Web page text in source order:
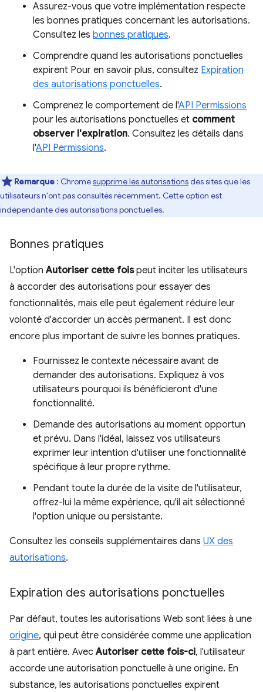
Assurez-vous que votre implémentation respecte
les bonnes pratiques concernant les autorisations.
Consultez les bonnes pratiques.
Comprendre quand les autorisations ponctuelles
expirent Pour en savoir plus, consultez Expiration
des autorisations ponctuelles.
Comprenez le comportement de l'API Permissions
pour les autorisations ponctuelles et comment
observer l'expiration. Consultez les détails dans
l'API Permissions.
Remarque : Chromesupprime les autorisationsdes sites que les
utilisateurs n'ont pas consultés récemment. Cette option est
indépendante des autorisations ponctuelles.
Bonnes pratiques
L'optionAutoriser cette foispeut inciter les utilisateurs
à accorder des autorisations pour essayer des
fonctionnalités, mais elle peut également réduire leur
volonté d'accorder un accès permanent. Il est donc
encore plus important de suivre les bonnes pratiques.
Fournissez le contexte nécessaire avant de
demander des autorisations. Expliquez à vos
utilisateurs pourquoi ils bénéficieront d'une
fonctionnalité.
Demande des autorisations au moment opportun
et prévu. Dans l'idéal, laissez vos utilisateurs
exprimer leur intention d'utiliser une fonctionnalité
spécifique à leur propre rythme.
Pendant toute la durée de la visite de l'utilisateur,
offrez-lui la même expérience, qu'il ait sélectionné
l'option unique ou persistante.
Consultez les conseils supplémentaires dans UX des
autorisations.
Expiration des autorisations ponctuelles
Par défaut, toutes les autorisations Web sont liées à une
origine, qui peut être considérée comme une application
à part entière. AvecAutoriser cette fois-ci, l'utilisateur
accorde une autorisation ponctuelle à une origine. En
substance, les autorisations ponctuelles expirent